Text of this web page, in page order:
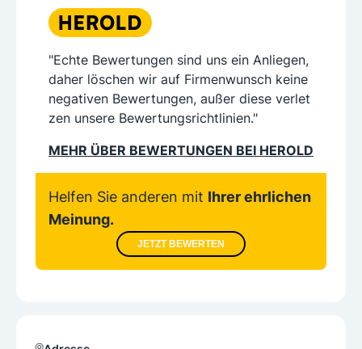
"Echte Bewertungen sind uns ein Anliegen,
daher löschen wir auf Firmenwunsch keine
negativen Bewertungen, außer diese verlet
zen unsere Bewertungsrichtlinien."
MEHR ÜBER BEWERTUNGEN BEI HEROLD
Helfen Sie anderen mit Ihrer ehrlichen
Meinung.
JETZT BEWERTEN